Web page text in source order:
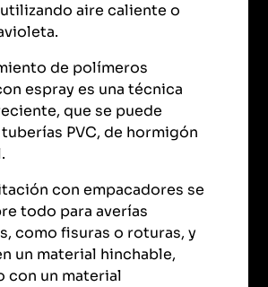
aire caliente o
de polímeros
espray es una técnica
que se puede
PVC, de hormigón
con empacadores se
todo para averías
como fisuras o roturas, y
un material hinchable,
con un material